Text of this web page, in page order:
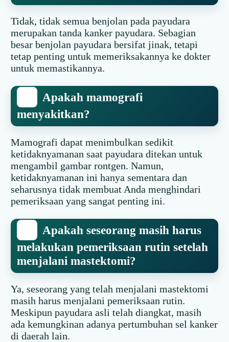
Tidak, tidak semua benjolan pada payudara
merupakan tanda kanker payudara. Sebagian
besar benjolan payudara bersifat jinak, tetapi
tetap penting untuk memeriksakannya ke dokter
untuk memastikannya.
Apakah mamografi
menyakitkan?
Mamografi dapat menimbulkan sedikit
ketidaknyamanan saat payudara ditekan untuk
mengambil gambar rontgen. Namun,
ketidaknyamanan ini hanya sementara dan
seharusnya tidak membuat Anda menghindari
pemeriksaan yang sangat penting ini.
Apakah seseorang masih harus
melakukan pemeriksaan rutin setelah
menjalani mastektomi?
Ya, seseorang yang telah menjalani mastektomi
masih harus menjalani pemeriksaan rutin.
Meskipun payudara asli telah diangkat, masih
ada kemungkinan adanya pertumbuhan sel kanker
di daerah lain.